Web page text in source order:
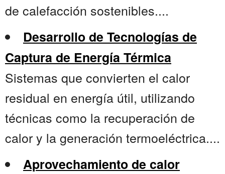
de calefacción sostenibles....
Desarrollo de Tecnologías de
Captura de Energía Térmica
Sistemas que convierten el calor
residual en energía útil, utilizando
técnicas como la recuperación de
calor y la generación termoeléctrica....
Aprovechamiento de calor